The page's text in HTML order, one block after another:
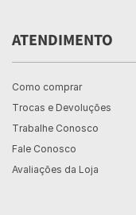
ATENDIMENTO
Como comprar
Trocas e Devoluções
Trabalhe Conosco
Fale Conosco
Avaliações da Loja